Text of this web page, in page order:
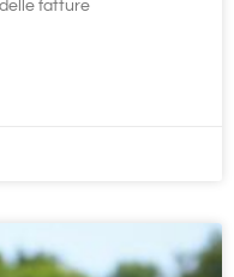
fatture